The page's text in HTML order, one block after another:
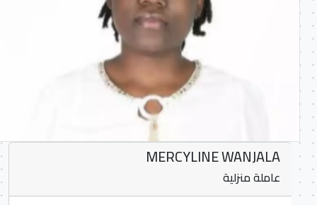
MERCYLINE WANJALA
عاملة منزلية